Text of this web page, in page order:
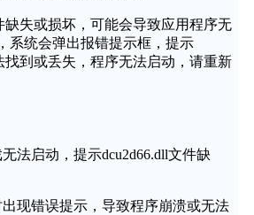
缺失或损坏，可能会导致应用程序无
系统会弹出报错提示框，提示
找到或丢失，程序无法启动，请重新
法启动，提示dcu2d66.dll文件缺
现错误提示，导致程序崩溃或无法